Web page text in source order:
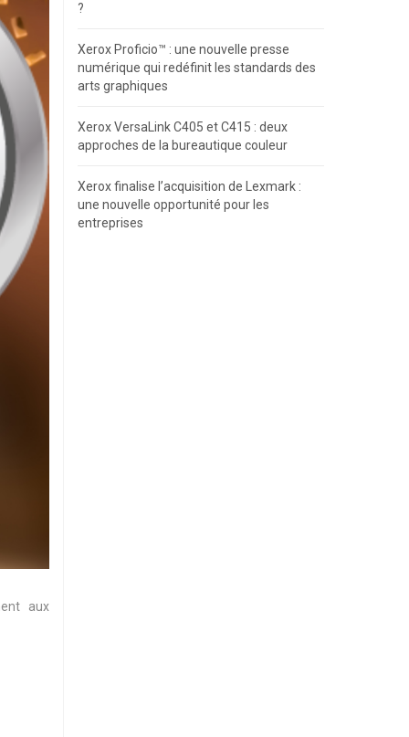
aux
?
Xerox Proficio™ : une nouvelle presse
numérique qui redéfinit les standards des
arts graphiques
Xerox VersaLink C405 et C415 : deux
approches de la bureautique couleur
Xerox finalise l’acquisition de Lexmark :
une nouvelle opportunité pour les
entreprises